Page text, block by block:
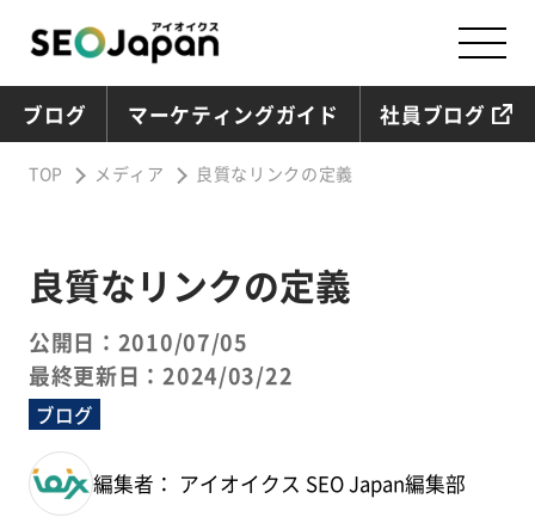
ブログ マーケティングガイド 社員ブログ
TOP メディア 良質なリンクの定義
良質なリンクの定義
公開日：2010/07/05
最終更新日：2024/03/22
ブログ
編集者： アイオイクス SEO Japan編集部